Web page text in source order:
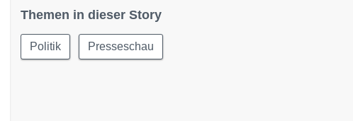
Themen in dieser Story
Politik Presseschau